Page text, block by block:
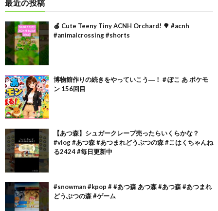
最近の投稿
🍎 Cute Teeny Tiny ACNH Orchard! 🌳 #acnh
#animalcrossing #shorts
博物館作りの続きをやっていこう―！＃ぽこ あ ポケモ
ン 156回目
【あつ森】シュガークレープ売ったらいくらかな？
#vlog #あつ森 #あつまれどうぶつの森 #こはくちゃんね
る2424 #毎日更新中
#snowman #kpop # #あつ森 あつ森 #あつ森 #あつまれ
どうぶつの森 #ゲーム